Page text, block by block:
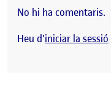
No hi ha comentaris.
Heu d'iniciar la sessió